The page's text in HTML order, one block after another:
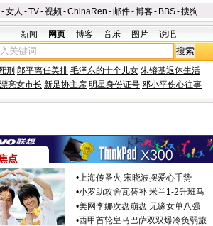
-女人 -TV-视频-ChinaRen -邮件-博客- BBS-搜狗
新闻 网页 博客 音乐 图片 说吧
刑 郎平离任美排 毛泽东的十个儿女 朱镕基退休生活
亮女市长 新足协主席 明星身份证号 邓小平伤心往事
点
•上海传圣火 宋晓波摆爱心手势
•小罗助攻舍瓦替补 米兰1-2升班马
•美网李娜次盘崩盘 无缘女单八强
•西甲首轮皇马巴萨双双爆冷负弱旅